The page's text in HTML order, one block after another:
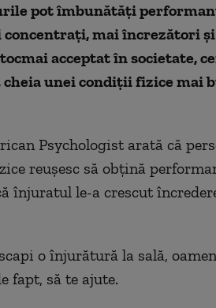
pot îmbunătăți
concentrați, mai încrezători
acceptat în societate,
unei condiții fizice mai
Psychologist arată că
reușesc să obțină
înjuratul le-a crescut
o înjurătură la sală,
fapt, să te ajute.